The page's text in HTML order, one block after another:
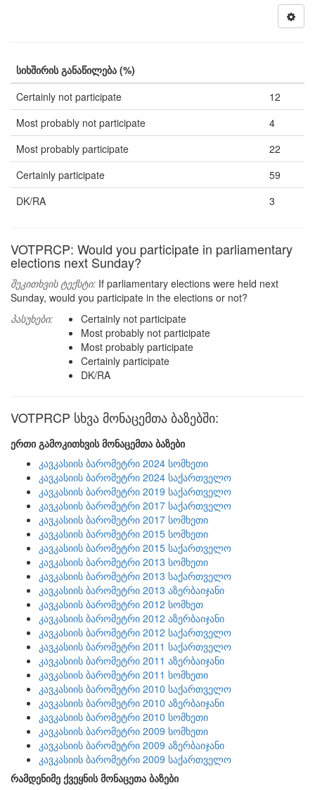
სიხშირის განაწილება (%)
Certainly not participate
12
Most probably not participate
4
Most probably participate
22
Certainly participate
59
DK/RA
3
VOTPRCP: Would you participate in parliamentary
elections next Sunday?
შეკითხვის ტექსტი: If parliamentary elections were held next
Sunday, would you participate in the elections or not?
პასუხები:
Certainly not participate
Most probably not participate
Most probably participate
Certainly participate
DK/RA
VOTPRCP სხვა მონაცემთა ბაზებში:
ერთი გამოკითხვის მონაცემთა ბაზები
კავკასიის ბარომეტრი 2024 სომხეთი
კავკასიის ბარომეტრი 2024 საქართველო
კავკასიის ბარომეტრი 2019 საქართველო
კავკასიის ბარომეტრი 2017 საქართველო
კავკასიის ბარომეტრი 2017 სომხეთი
კავკასიის ბარომეტრი 2015 სომხეთი
კავკასიის ბარომეტრი 2015 საქართველო
კავკასიის ბარომეტრი 2013 სომხეთი
კავკასიის ბარომეტრი 2013 საქართველო
კავკასიის ბარომეტრი 2013 აზერბაიჯანი
კავკასიის ბარომეტრი 2012 სომხეთ
კავკასიის ბარომეტრი 2012 აზერბაიჯანი
კავკასიის ბარომეტრი 2012 საქართველო
კავკასიის ბარომეტრი 2011 საქართველო
კავკასიის ბარომეტრი 2011 აზერბაიჯანი
კავკასიის ბარომეტრი 2011 სომხეთი
კავკასიის ბარომეტრი 2010 საქართველო
კავკასიის ბარომეტრი 2010 აზერბაიჯანი
კავკასიის ბარომეტრი 2010 სომხეთი
კავკასიის ბარომეტრი 2009 სომხეთი
კავკასიის ბარომეტრი 2009 აზერბაიჯანი
კავკასიის ბარომეტრი 2009 საქართველო
რამდენიმე ქვეყნის მონაცეთა ბაზები